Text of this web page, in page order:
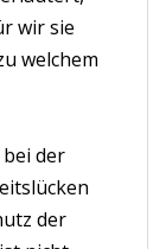
wir sie
welchem
der
der